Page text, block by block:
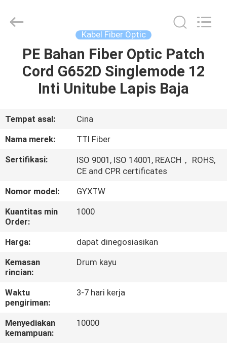
RUMAH
PRODUK
TENTANG
KAMI
TUR
PABRIK
KONTROL
KUALITAS
HUBUNGI
PERMINTAAN
PENAWARAN
Tech.
Kabel Fiber Optic
PE Bahan Fiber Optic Patch
Cord G652D Singlemode 12
Inti Unitube Lapis Baja
Tempat asal:
Cina
Nama merek:
TTI Fiber
Sertifikasi:
ISO 9001, ISO 14001, REACH， ROHS,
CE and CPR certificates
Nomor model:
GYXTW
Kuantitas min
Order:
1000
Harga:
dapat dinegosiasikan
Kemasan
rincian:
Drum kayu
Waktu
pengiriman:
3-7 hari kerja
Menyediakan
kemampuan:
10000